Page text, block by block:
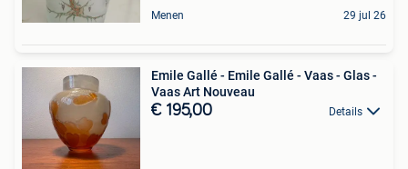
Menen 29 jul 26
Emile Gallé - Emile Gallé - Vaas - Glas -
Vaas Art Nouveau
€ 195,00 Details